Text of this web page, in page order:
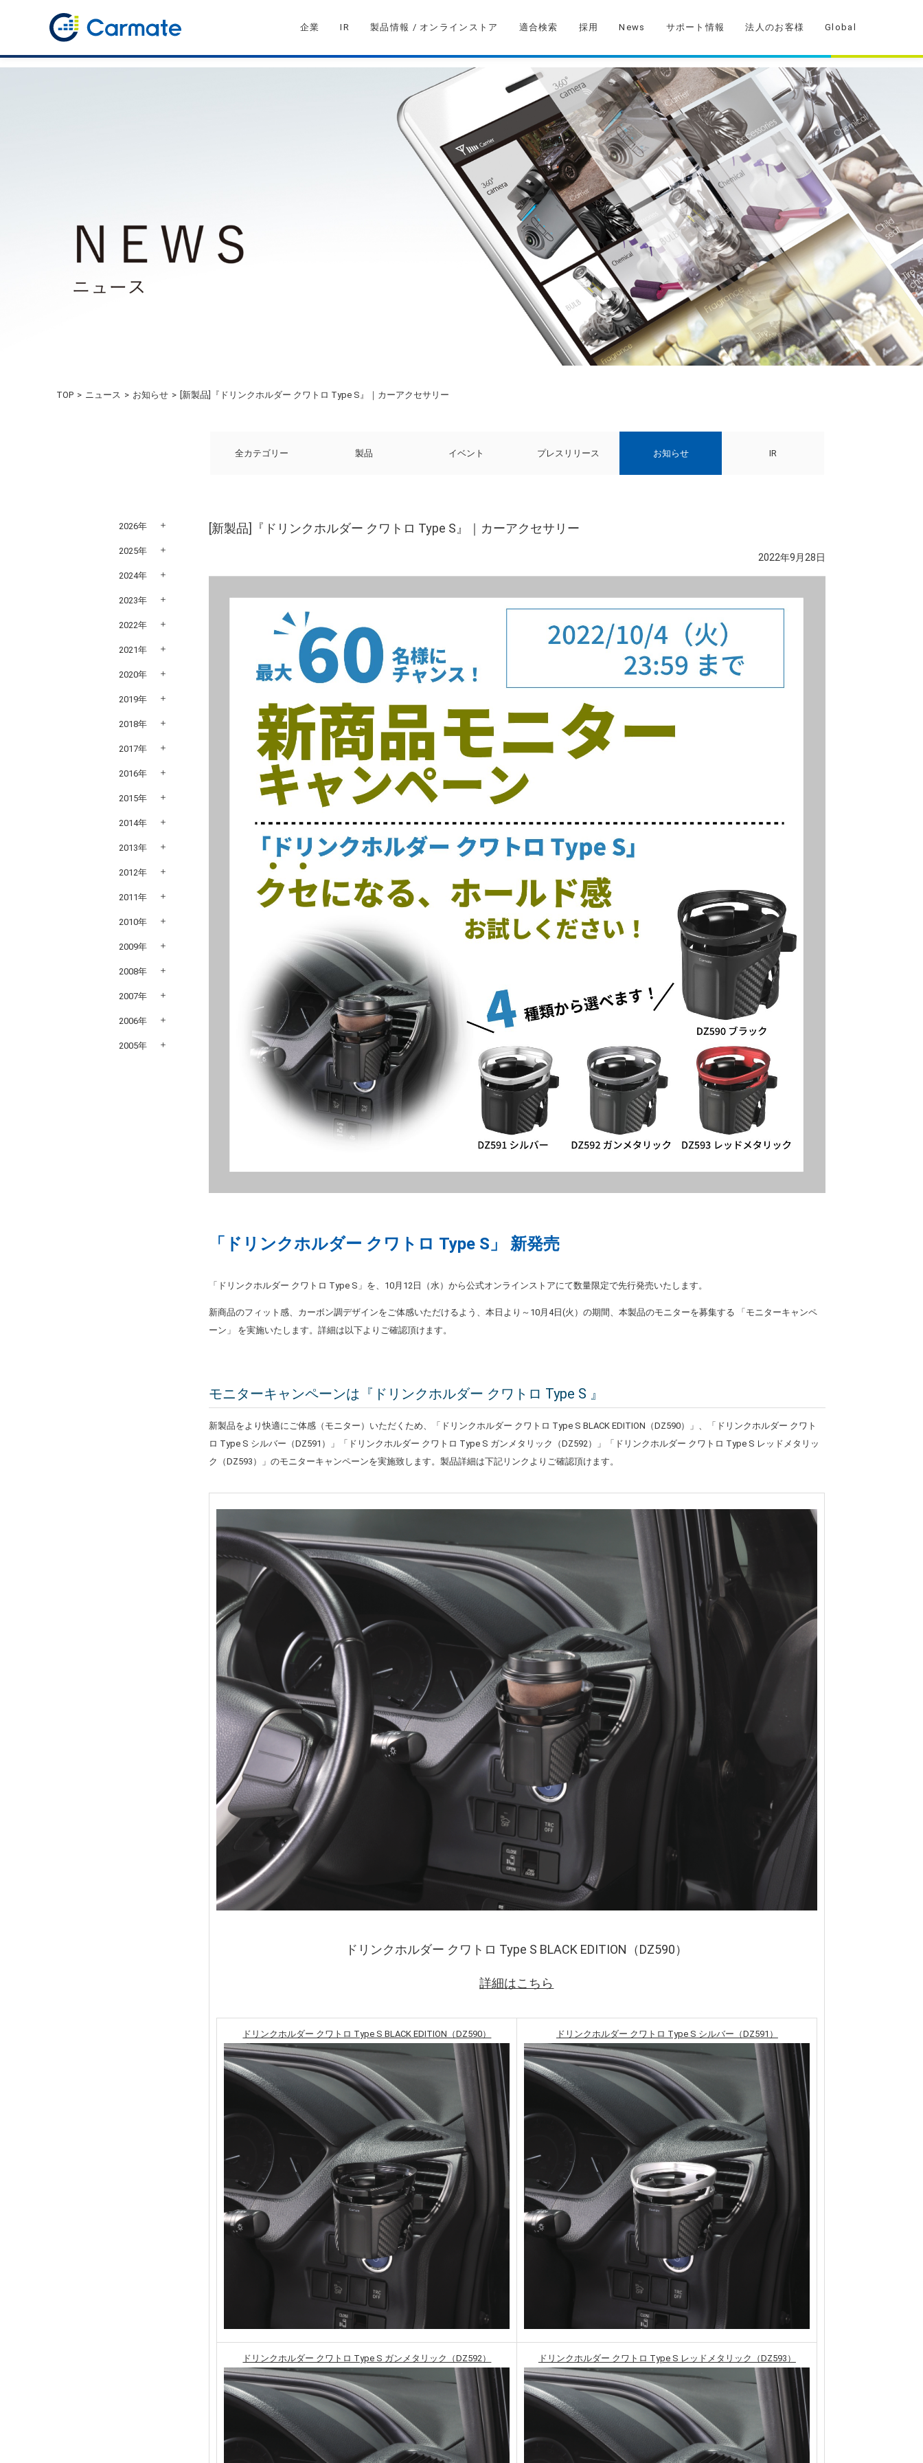
企業 IR 製品情報 / オンラインストア 適合検索 採用 News サポート情報 法人のお客様 Global
TOP ニュース お知らせ [新製品]『ドリンクホルダー クワトロ Type S』｜カーアクセサリー
全カテゴリー 製品 イベント プレスリリース お知らせ IR
[新製品]『ドリンクホルダー クワトロ Type S』｜カーアクセサリー
2022年9月28日
「ドリンクホルダー クワトロ Type S」 新発売
「ドリンクホルダー クワトロ Type S」を、10月12日（水）から公式オンラインストアにて数量限定で先行発売いたします。
新商品のフィット感、カーボン調デザインをご体感いただけるよう、本日より～10月4日(火）の期間、本製品のモニターを募集する 「モニターキャンペ
ーン」 を実施いたします。詳細は以下よりご確認頂けます。
モニターキャンペーンは『ドリンクホルダー クワトロ Type S 』
新製品をより快適にご体感（モニター）いただくため、「ドリンクホルダー クワトロ Type S BLACK EDITION（DZ590）」、「ドリンクホルダー クワト
ロ Type S シルバー（DZ591）」「ドリンクホルダー クワトロ Type S ガンメタリック（DZ592）」「ドリンクホルダー クワトロ Type S レッドメタリッ
ク（DZ593）」のモニターキャンペーンを実施致します。製品詳細は下記リンクよりご確認頂けます。
ドリンクホルダー クワトロ Type S BLACK EDITION（DZ590）
詳細はこちら
ドリンクホルダー クワトロ Type S BLACK EDITION（DZ590） ドリンクホルダー クワトロ Type S シルバー（DZ591）
ドリンクホルダー クワトロ Type S ガンメタリック（DZ592） ドリンクホルダー クワトロ Type S レッドメタリック（DZ593）
2026年
2025年
2024年
2023年
2022年
2021年
2020年
2019年
2018年
2017年
2016年
2015年
2014年
2013年
2012年
2011年
2010年
2009年
2008年
2007年
2006年
2005年